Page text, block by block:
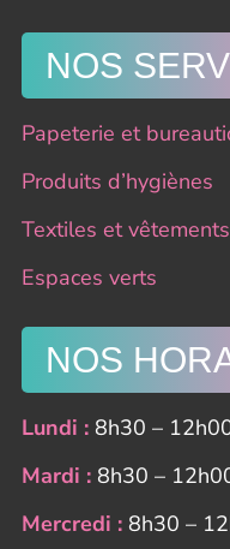
NOS
Papeterie et
Produits d’hygiènes
Textiles et
Espaces verts
NOS
Lundi : 8h30 –
Mardi : 8h30 –
Mercredi : 8h30 –